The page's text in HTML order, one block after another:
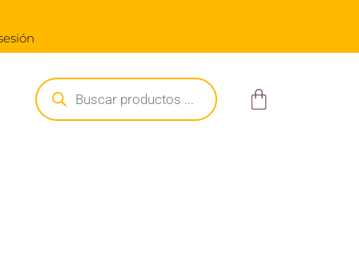
Búsqueda
de
productos
Carrito